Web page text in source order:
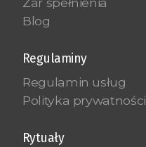
Blog
Regulaminy
Regulamin usług
Polityka prywatności
Rytuały